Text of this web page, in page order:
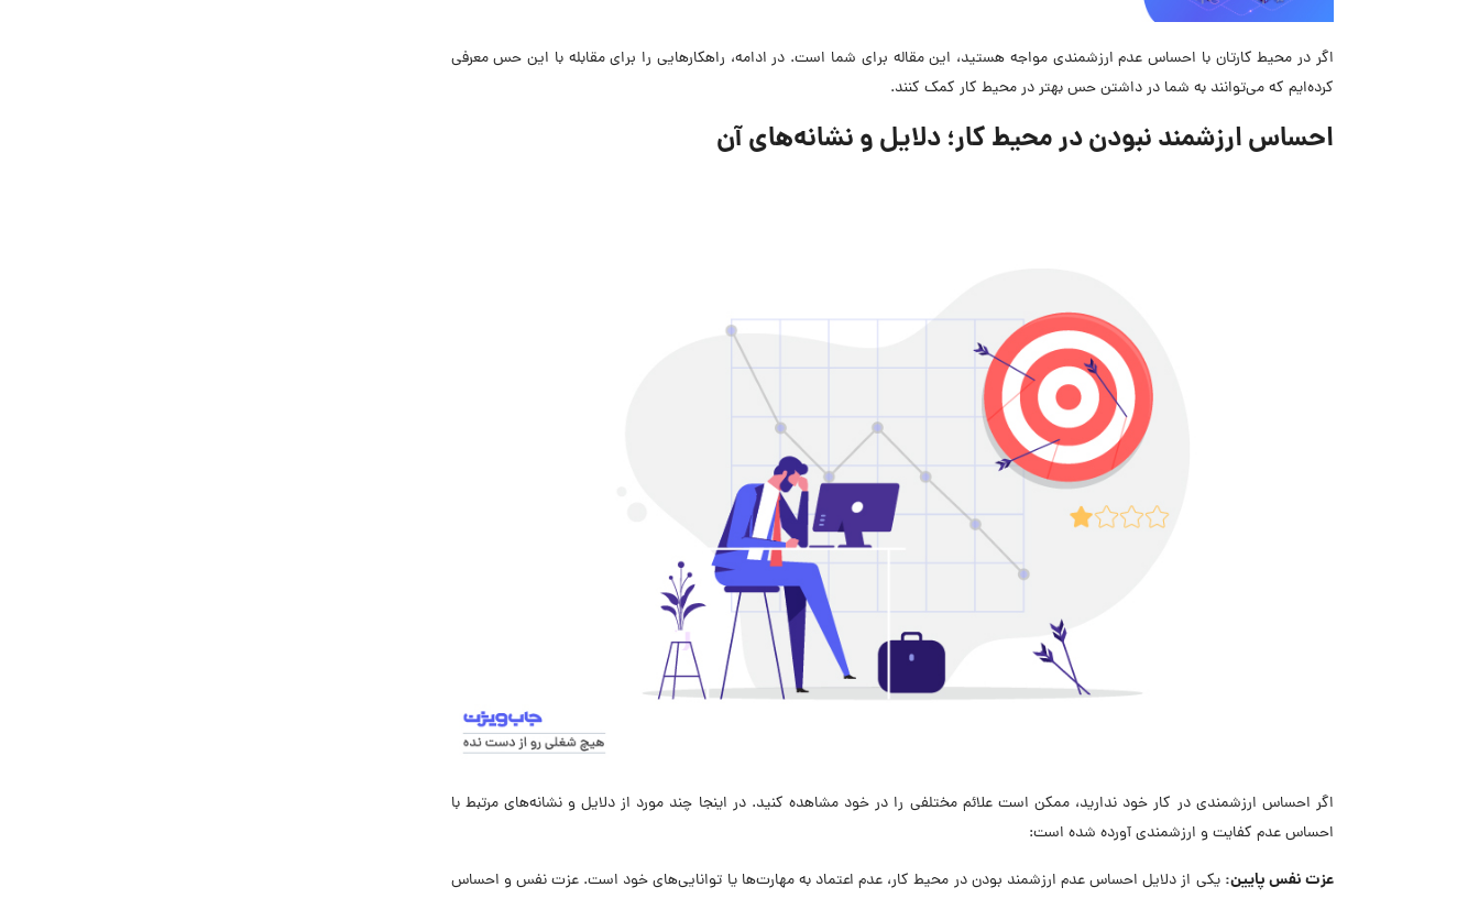
اگر در محیط کارتان با احساس عدم ارزشمندی مواجه هستید، این مقاله برای شما است. در ادامه، راهکارهایی را برای مقابله با این حس معرفی
کرده‌ایم که می‌توانند به شما در داشتن حس بهتر در محیط کار کمک کنند.
احساس ارزشمند نبودن در محیط کار؛ دلایل و نشانه‌های آن
اگر احساس ارزشمندی در کار خود ندارید، ممکن است علائم مختلفی را در خود مشاهده کنید. در اینجا چند مورد از دلایل و نشانه‌های مرتبط با
احساس عدم کفایت و ارزشمندی آورده شده است:
عزت نفس پایین: یکی از دلایل احساس عدم ارزشمند بودن در محیط کار، عدم اعتماد به مهارت‌ها یا توانایی‌های خود است. عزت نفس و احساس